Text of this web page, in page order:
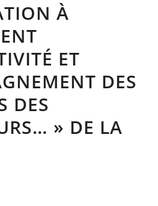
À
ET
DES
DES
» DE LA